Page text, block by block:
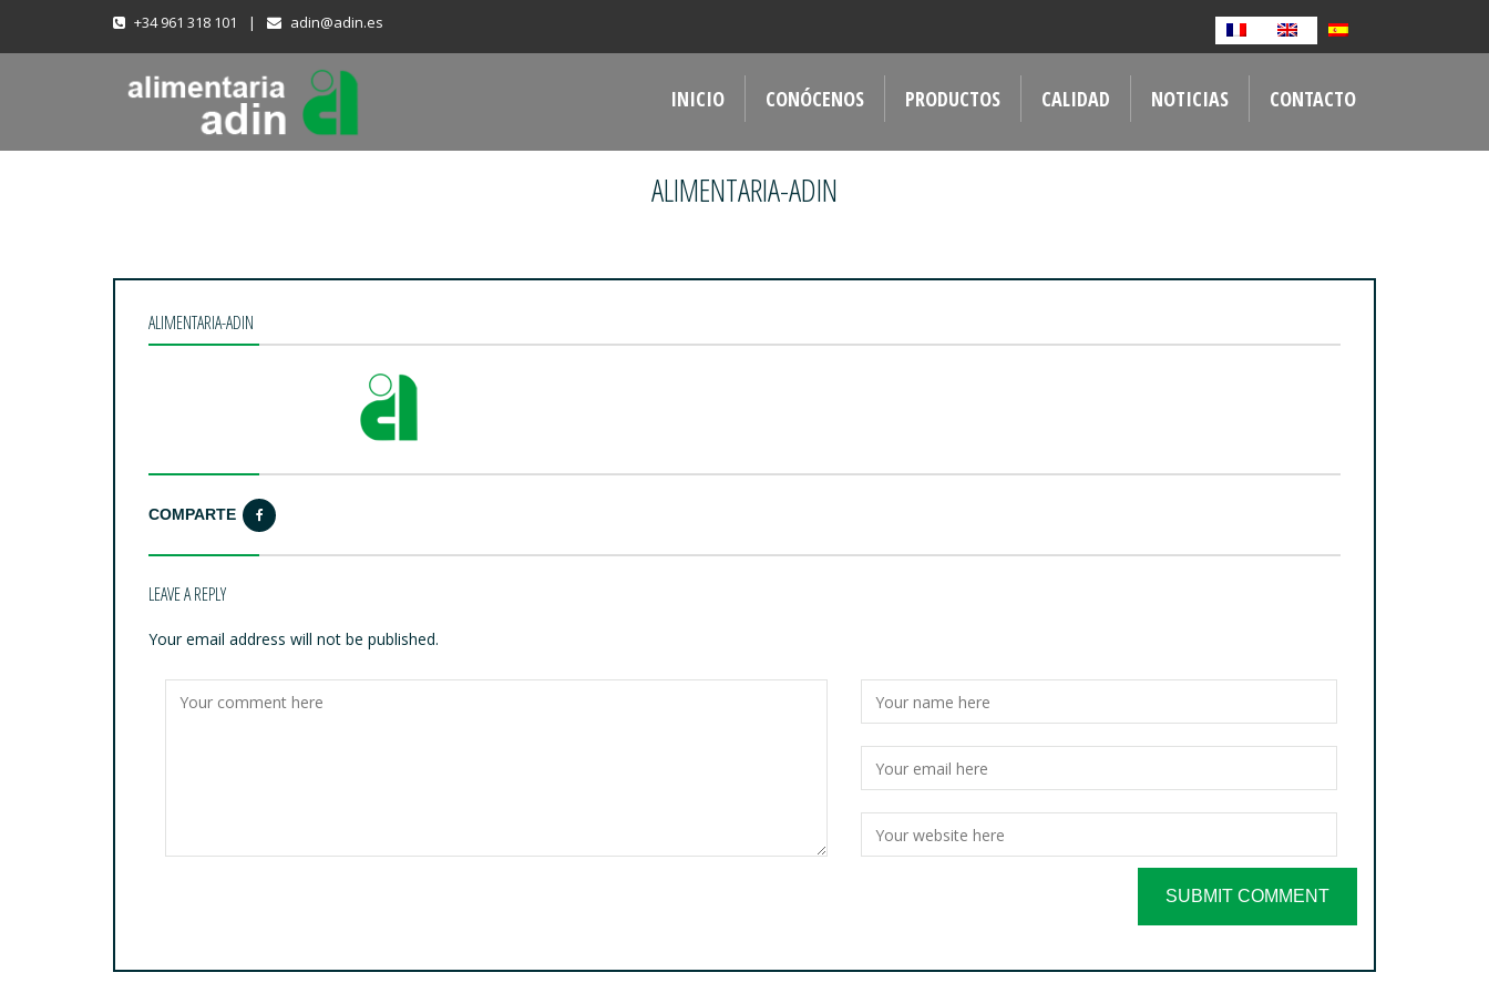
+34 961 318 101 | adin@adin.es
INICIO CONÓCENOS PRODUCTOS CALIDAD NOTICIAS CONTACTO
ALIMENTARIA-ADIN
ALIMENTARIA-ADIN
COMPARTE
LEAVE A REPLY
Your email address will not be published.